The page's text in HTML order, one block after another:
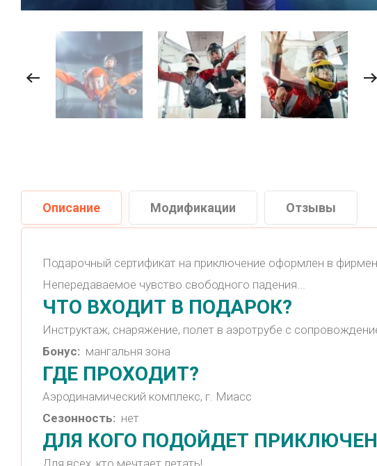
Описание Модификации Отзывы
Подарочный сертификат на приключение оформлен в
Непередаваемое чувство свободного падения...
ЧТО ВХОДИТ В ПОДАРОК?
Инструктаж, снаряжение, полет в аэротрубе с
Бонус: мангальня зона
ГДЕ ПРОХОДИТ?
Аэродинамический комплекс, г. Миасс
Сезонность: нет
ДЛЯ КОГО ПОДОЙДЕТ